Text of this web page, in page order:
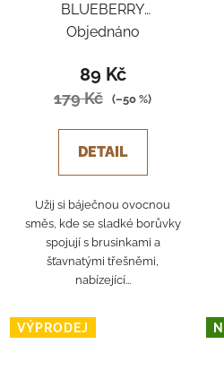
BLUEBERRY
CRANBERRY CHERRY
Objednáno
89 Kč
179 Kč (–50 %)
DETAIL
Užij si báječnou ovocnou
směs, kde se sladké borůvky
spojují s brusinkami a
šťavnatými třešněmi,
nabízející...
VÝPRODEJ